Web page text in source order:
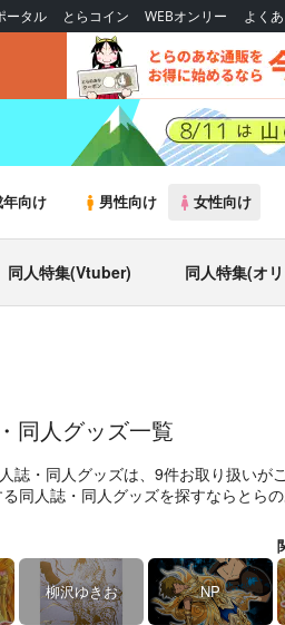
ータル とらコイン WEBオンリー よく
年向け 男性向け 女性向け
同人特集(Vtuber) 同人特集(オ
同人グッズ一覧
誌・同人グッズは、9件お取り扱いが
同人誌・同人グッズを探すならとら
柳沢ゆきお NP